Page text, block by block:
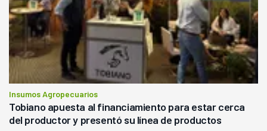
Insumos Agropecuarios
Tobiano apuesta al financiamiento para estar cerca
del productor y presentó su línea de productos